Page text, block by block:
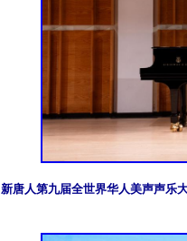
新唐人第九届全世界华人美声声乐